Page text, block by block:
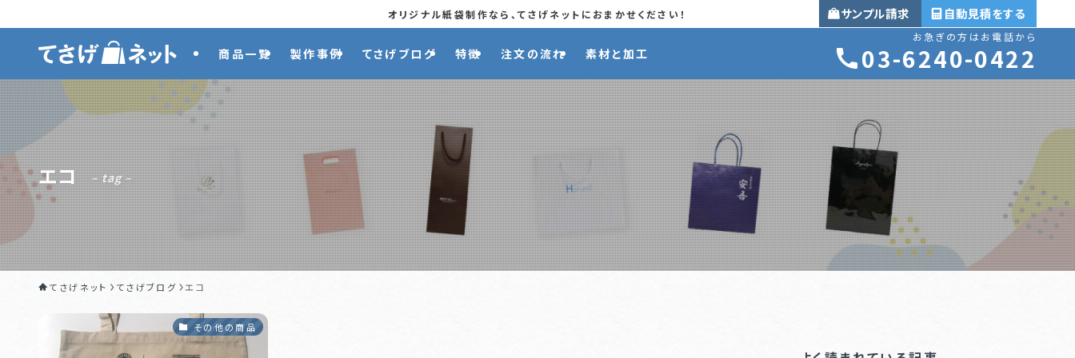
オリジナル紙袋制作なら、てさげネットにおまかせください！
商品一覧 製作事例 てさげブログ 特徴 注文の流れ 素材と加工
お急ぎの方はお電話から
03-6240-0422
サンプル 自動見積
エコ – tag –
てさげネット てさげブログ エコ
その他の商品